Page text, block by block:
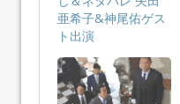
亜希子&神尾佑ゲス
ト出演